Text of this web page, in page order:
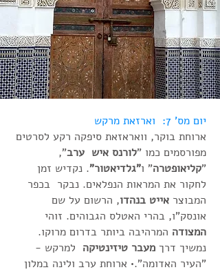
יום מס' 7: וארזאת מרקש
ארוחת בוקר, וואראזאת סיפקה רקע לסרטים
מפורסמים כמו "לורנס איש ערב",
"קליאופטרה" ו"גלדיאטור". נקדיש זמן
לחקור את המראות הנפלאים. נבקר בכפר
המבוצר אייט בנהדו, הרשום על שם
אונסק"ו, בהרי האטלס הגבוהים. זוהי
המצודה המרהיבה ביותר בדרום מרוקו.
נמשיך דרך מעבר טיזינטיקה למרקש -
"העיר האדומה".• ארוחת ערב ולינה במלון